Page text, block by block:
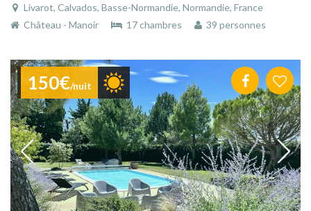
Livarot, Calvados, Basse-Normandie, Normandie, France
Château - Manoir
17 chambres 39 personnes
150€/nuit